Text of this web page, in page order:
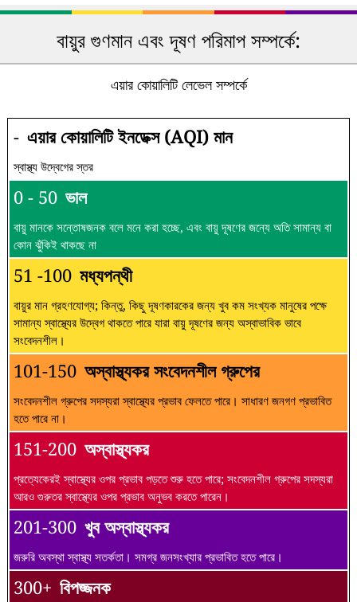
বায়ুর গুণমান এবং দূষণ পরিমাপ সম্পর্কে:
এয়ার কোয়ালিটি লেভেল সম্পর্কে
- এয়ার কোয়ালিটি ইনডেক্স (AQI) মান
স্বাস্থ্য উদ্বেগের স্তর
0 - 50 ভাল
বায়ু মানকে সন্তোষজনক বলে মনে করা হচ্ছে, এবং বায়ু দূষণের জন্যে অতি সামান্য বা
কোন ঝুঁকিই থাকছে না
51 -100 মধ্যপন্থী
বায়ুর মান গ্রহণযোগ্য; কিন্তু, কিছু দূষণকারকের জন্য খুব কম সংখ্যক মানুষের পক্ষে
সামান্য স্বাস্থ্যের উদ্বেগ থাকতে পারে যারা বায়ু দূষণের জন্য অস্বাভাবিক ভাবে
সংবেদনশীল।
101-150 অস্বাস্থ্যকর সংবেদনশীল গ্রুপের
সংবেদনশীল গ্রুপের সদস্যরা স্বাস্থ্যের প্রভাব ফেলতে পারে। সাধারণ জনগণ প্রভাবিত
হতে পারে না।
151-200 অস্বাস্থ্যকর
প্রত্যেকেরই স্বাস্থ্যের ওপর প্রভাব পড়তে শুরু হতে পারে; সংবেদনশীল গ্রুপের সদস্যরা
আরও গুরুতর স্বাস্থ্যের ওপর প্রভাব অনুভব করতে পারেন।
201-300 খুব অস্বাস্থ্যকর
জরুরি অবস্থা স্বাস্থ্য সতর্কতা। সমগ্র জনসংখ্যার প্রভাবিত হতে পারে।
300+ বিপজ্জনক